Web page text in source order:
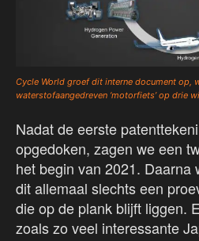
Cycle World groef dit interne document op,
waterstofaangedreven ‘motorfiets’ op drie
Nadat de eerste
opgedoken, zagen we een
het begin van 2021. Daarna
dit allemaal slechts een
die op de plank blijft liggen.
zoals zo veel interessante